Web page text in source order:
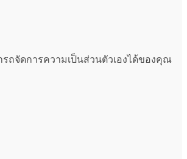
รถจัดการความเป็นส่วนตัวเองได้ของคุณ